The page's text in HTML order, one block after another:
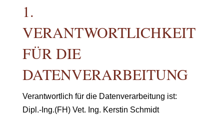
1.
VERANTWORTLICHKEIT
FÜR DIE
DATENVERARBEITUNG
Verantwortlich für die Datenverarbeitung ist:
Dipl.-Ing.(FH) Vet. Ing. Kerstin Schmidt